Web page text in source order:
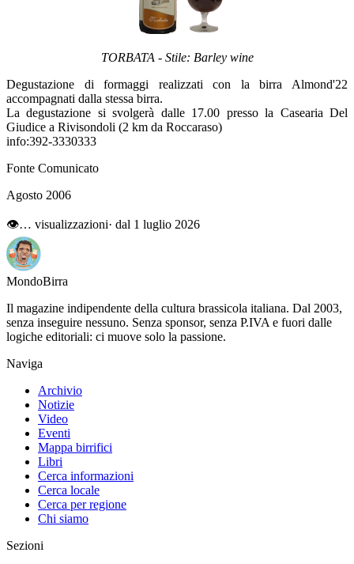
TORBATA - Stile: Barley wine
Degustazione di formaggi realizzati con la birra Almond'22
accompagnati dalla stessa birra.
La degustazione si svolgerà dalle 17.00 presso la Casearia Del
Giudice a Rivisondoli (2 km da Roccaraso)
info:392-3330333
Fonte Comunicato
Agosto 2006
👁… visualizzazioni· dal 1 luglio 2026
MondoBirra
Il magazine indipendente della cultura brassicola italiana. Dal 2003,
senza inseguire nessuno. Senza sponsor, senza P.IVA e fuori dalle
logiche editoriali: ci muove solo la passione.
Naviga
Archivio
Notizie
Video
Eventi
Mappa birrifici
Libri
Cerca informazioni
Cerca locale
Cerca per regione
Chi siamo
Sezioni